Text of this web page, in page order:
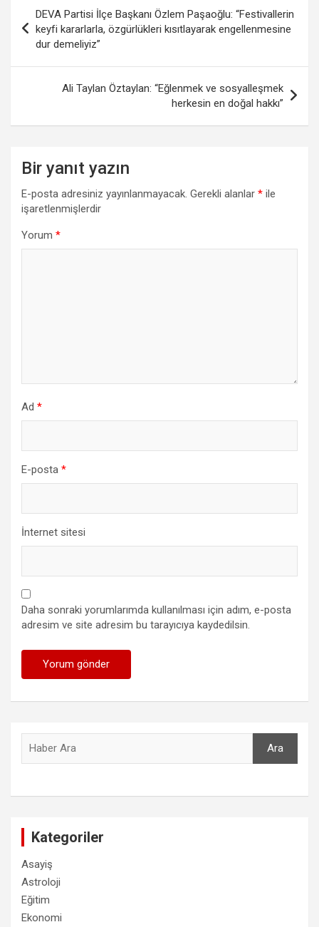
gezinmesi
DEVA Partisi İlçe Başkanı Özlem Paşaoğlu: “Festivallerin
keyfi kararlarla, özgürlükleri kısıtlayarak engellenmesine
dur demeliyiz”
Ali Taylan Öztaylan: “Eğlenmek ve sosyalleşmek
herkesin en doğal hakkı”
Bir yanıt yazın
E-posta adresiniz yayınlanmayacak. Gerekli alanlar * ile
işaretlenmişlerdir
Yorum *
Ad *
E-posta *
İnternet sitesi
Daha sonraki yorumlarımda kullanılması için adım, e-posta
adresim ve site adresim bu tarayıcıya kaydedilsin.
Ara
Kategoriler
Asayiş
Astroloji
Eğitim
Ekonomi